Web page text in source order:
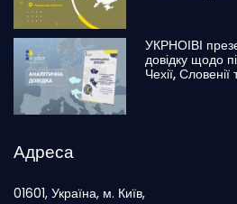
УКРНОІВІ
довідку щодо
Чехії, Словенії
Адреса
01601, Україна, м. Київ,